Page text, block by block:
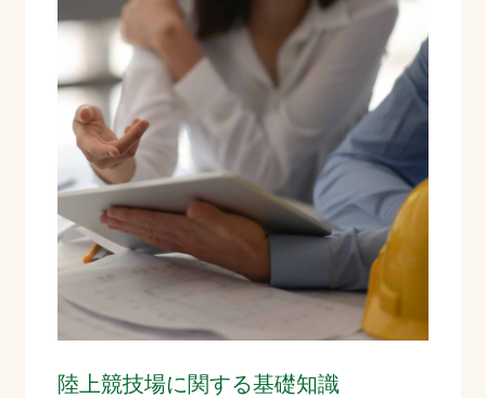
陸上競技場に関する基礎知識